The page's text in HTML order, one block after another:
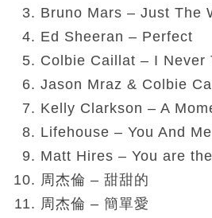
Bruno Mars – Just The
Ed Sheeran – Perfect
Colbie Caillat – I Never
Jason Mraz & Colbie
Kelly Clarkson – A
Lifehouse – You And Me
Matt Hires – You are
周杰倫 – 甜甜的
周杰倫 – 簡單愛